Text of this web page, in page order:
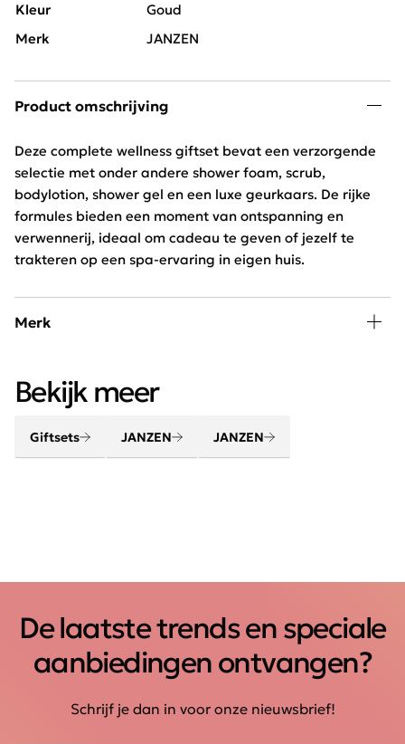
Kleur
Goud
Merk
JANZEN
Product omschrijving
Deze complete wellness giftset bevat een verzorgende
selectie met onder andere shower foam, scrub,
bodylotion, shower gel en een luxe geurkaars. De rijke
formules bieden een moment van ontspanning en
verwennerij, ideaal om cadeau te geven of jezelf te
trakteren op een spa-ervaring in eigen huis.
Merk
producten van JANZEN. Maak van je huis een thuis met
jouw favoriete huisparfum. Creëer een gevoel van
thuiskomen.
Bekijk meer
Giftsets JANZEN JANZEN
De laatste trends en speciale
aanbiedingen ontvangen?
Schrijf je dan in voor onze nieuwsbrief!